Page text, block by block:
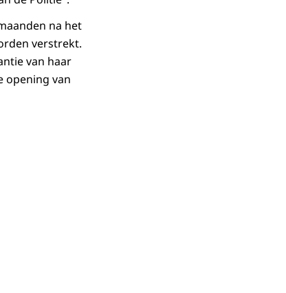
na het
verstrekt.
van haar
opening van